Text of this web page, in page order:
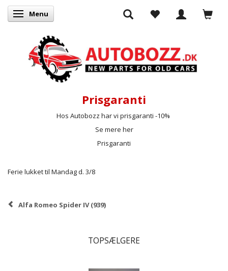
Skifte navigation
Menu
Prisgaranti
Hos Autobozz har vi prisgaranti -10%
Se mere her
Prisgaranti
Ferie lukket til Mandag d. 3/8
Alfa Romeo Spider IV (939)
TOPSÆLGERE